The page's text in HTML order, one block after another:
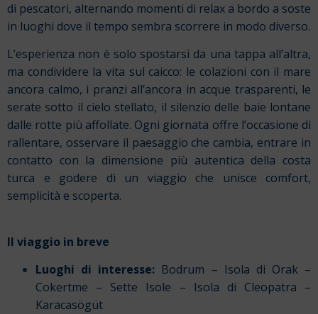
di pescatori, alternando momenti di relax a bordo a soste
in luoghi dove il tempo sembra scorrere in modo diverso.
L’esperienza non è solo spostarsi da una tappa all’altra,
ma condividere la vita sul caicco: le colazioni con il mare
ancora calmo, i pranzi all’ancora in acque trasparenti, le
serate sotto il cielo stellato, il silenzio delle baie lontane
dalle rotte più affollate. Ogni giornata offre l’occasione di
rallentare, osservare il paesaggio che cambia, entrare in
contatto con la dimensione più autentica della costa
turca e godere di un viaggio che unisce comfort,
semplicità e scoperta.
Il viaggio in breve
Luoghi di interesse: Bodrum – Isola di Orak –
Cokertme – Sette Isole – Isola di Cleopatra –
Karacasögüt